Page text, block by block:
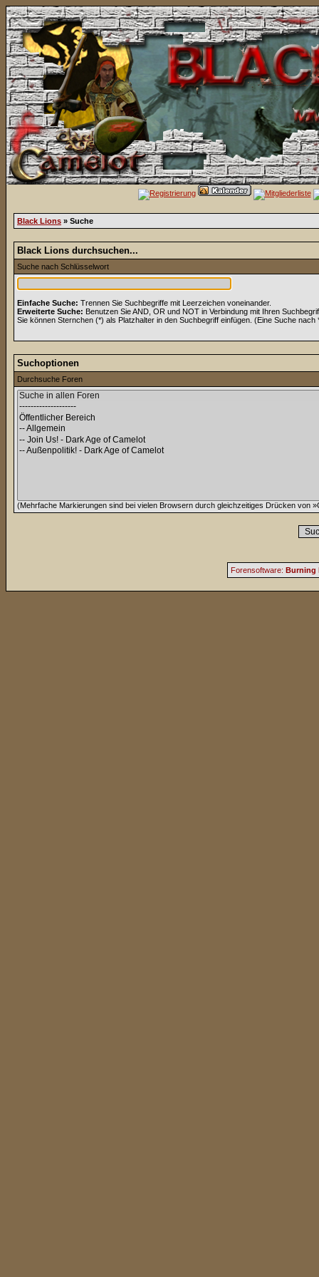
Black Lions » Suche
Black Lions durchsuchen...
Suche nach Schlüsselwort
Einfache Suche: Trennen Sie Suchbegriffe mit Leerzeichen voneinander.
Erweiterte Suche: Benutzen Sie AND, OR und NOT in Verbindung mit Ihren
Sie können Sternchen (*) als Platzhalter in den Suchbegriff einfügen. (Eine Suche
Suchoptionen
Durchsuche Foren
(Mehrfache Markierungen sind bei vielen Browsern durch gleichzeitiges Drücken von
Forensoftware: Burning